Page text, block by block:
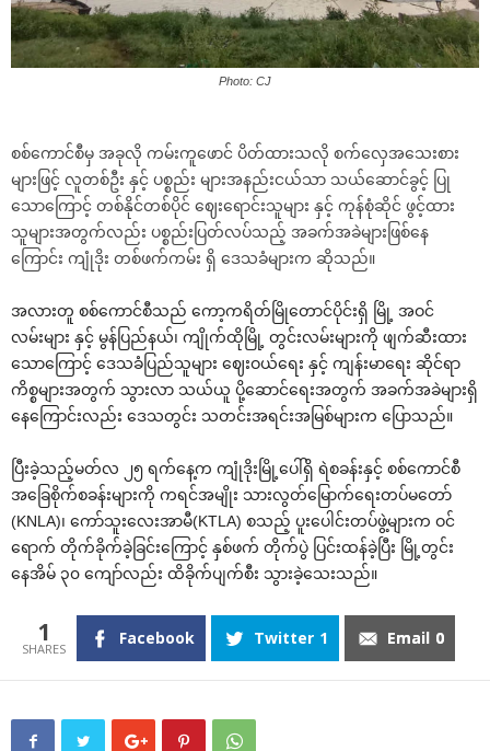
Photo: CJ
စစ်ကောင်စီမှ အခုလို ကမ်းကူဖောင် ပိတ်ထားသလို စက်လှေအသေးစား
များဖြင့် လူတစ်ဦး နှင့် ပစ္စည်း များအနည်းငယ်သာ သယ်ဆောင်ခွင့် ပြု
သောကြောင့် တစ်နိုင်တစ်ပိုင် ဈေးရောင်းသူများ နှင့် ကုန်စုံဆိုင် ဖွင့်ထား
သူများအတွက်လည်း ပစ္စည်းပြတ်လပ်သည့် အခက်အခဲများဖြစ်နေ
ကြောင်း ကျုံဒိုး တစ်ဖက်ကမ်း ရှိ ဒေသခံများက ဆိုသည်။
အလားတူ စစ်ကောင်စီသည် ကော့ကရိတ်မြိုတောင်ပိုင်းရှိ မြို့ အဝင်
လမ်းများ နှင့် မွန်ပြည်နယ်၊ ကျိုက်ထိုမြို့ တွင်းလမ်းများကို ဖျက်ဆီးထား
သောကြောင့် ဒေသခံပြည်သူများ ဈေးဝယ်ရေး နှင့် ကျန်းမာရေး ဆိုင်ရာ
ကိစ္စများအတွက် သွားလာ သယ်ယူ ပို့ဆောင်ရေးအတွက် အခက်အခဲများရှိ
နေကြောင်းလည်း ဒေသတွင်း သတင်းအရင်းအမြစ်များက ပြောသည်။
ပြီးခဲ့သည့်မတ်လ ၂၅ ရက်နေ့က ကျုံဒိုးမြို့ပေါ်ရှိ ရဲစခန်းနှင့် စစ်ကောင်စီ
အခြေစိုက်စခန်းများကို ကရင်အမျိုး သားလွတ်မြောက်ရေးတပ်မတော်
(KNLA)၊ ကော်သူးလေးအာမီ(KTLA) စသည့် ပူးပေါင်းတပ်ဖွဲ့များက ဝင်
ရောက် တိုက်ခိုက်ခဲ့ခြင်းကြောင့် နှစ်ဖက် တိုက်ပွဲ ပြင်းထန်ခဲ့ပြီး မြို့တွင်း
နေအိမ် ၃၀ ကျော်လည်း ထိခိုက်ပျက်စီး သွားခဲ့သေးသည်။
1 Facebook Twitter 1 Email 0